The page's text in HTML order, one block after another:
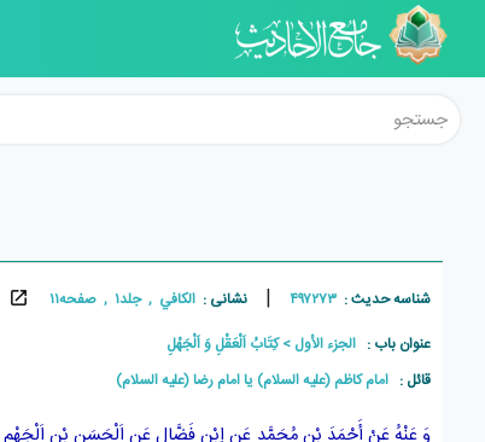
شناسه حدیث : ۴۹۷۲۷۳ | نشانی : الکافي , جلد۱ , صفحه۱۱
عنوان باب : الجزء الأول
كِتَابُ اَلْعَقْلِ وَ اَلْجَهْلِ
قائل : امام کاظم (علیه السلام) یا امام رضا (علیه السلام)
وَعَنْهُعَنْأَحْمَدَ بْنِ مُحَمَّدٍ عَنِ اِبْنِ فَضَّالٍعَنِ اَلْحَسَنِ بْنِ اَلْجَهْمِ